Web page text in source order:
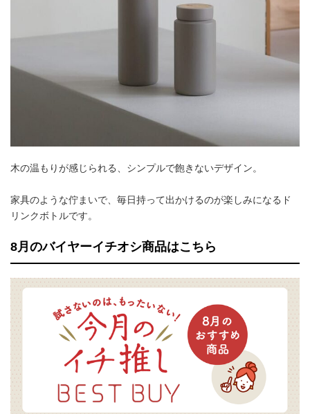
木の温もりが感じられる、シンプルで飽きないデザイン。
家具のような佇まいで、毎日持って出かけるのが楽しみになるド
リンクボトルです。
8月のバイヤーイチオシ商品はこちら